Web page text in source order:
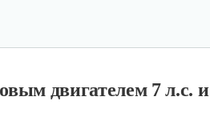
двигателем 7 л.с. и